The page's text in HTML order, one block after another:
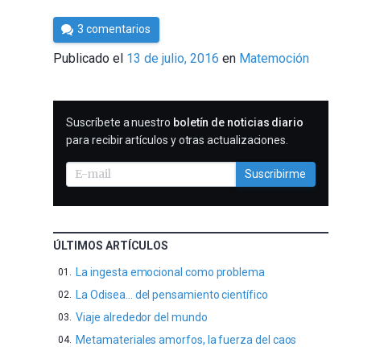
Por
César
Tomé
3 comentarios
Publicado el 13 de julio, 2016 en Matemoción
SUSCRIBIRME
Suscríbete a nuestro boletín de noticias diario
para recibir artículos y otras actualizaciones.
Suscribirme
ÚLTIMOS ARTÍCULOS
La ingesta emocional como problema
La Odisea… del pensamiento científico
Viaje alrededor del mundo
Metamateriales amorfos, la fuerza del caos